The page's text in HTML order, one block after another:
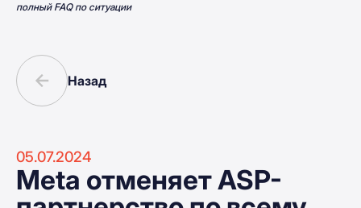
полный FAQ по ситуации
Назад
05.07.2024
Meta отменяет ASP-